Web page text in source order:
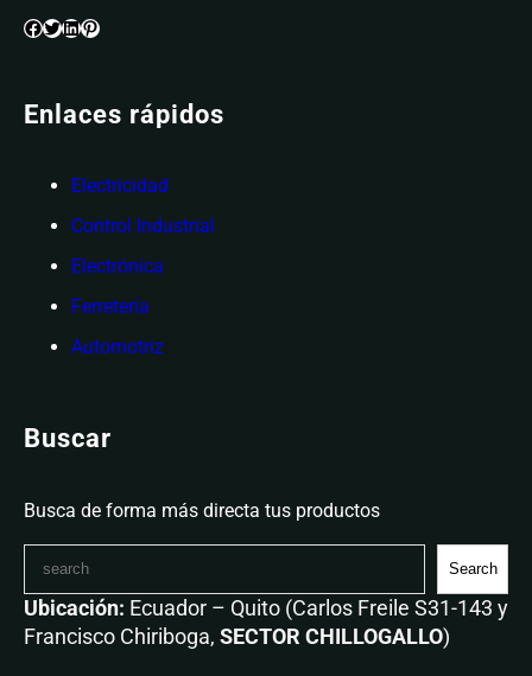
Enlaces rápidos
Electricidad
Control Industrial
Electrónica
Ferretería
Automotriz
Buscar
Busca de forma más directa tus productos
Search
Ubicación: Ecuador – Quito (Carlos Freile S31-143 y
Francisco Chiriboga, SECTOR CHILLOGALLO)